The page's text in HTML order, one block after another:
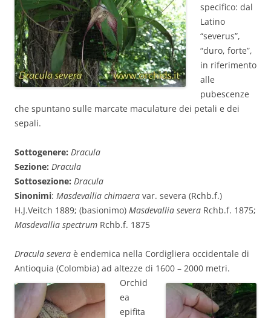
specifico: dal
Latino
“severus”,
“duro, forte”,
in riferimento
alle
pubescenze
che spuntano sulle marcate maculature dei petali e dei
sepali.
Sottogenere: Dracula
Sezione: Dracula
Sottosezione: Dracula
Sinonimi: Masdevallia chimaera var. severa (Rchb.f.)
H.J.Veitch 1889; (basionimo) Masdevallia severa Rchb.f. 1875;
Masdevallia spectrum Rchb.f. 1875
Dracula severa è endemica nella Cordigliera occidentale di
Antioquia (Colombia) ad altezze di 1600 – 2000 metri.
Orchid
ea
epifita